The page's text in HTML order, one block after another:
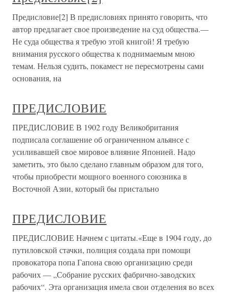
Предисловие[2] В предисловиях принято говорить, что
автор предлагает свое произведение на суд общества.—
Не суда общества я требую этой книгой! Я требую
внимания русского общества к поднимаемым мною
темам. Нельзя судить, покамест не пересмотрены сами
основания, на
ПРЕДИСЛОВИЕ
ПРЕДИСЛОВИЕ В 1902 году Великобритания
подписала соглашение об ограниченном альянсе с
усиливавшей свое мировое влияние Японией. Надо
заметить, это было сделано главным образом для того,
чтобы приобрести мощного военного союзника в
Восточной Азии, который бы пристально
ПРЕДИСЛОВИЕ
ПРЕДИСЛОВИЕ Начнем с цитаты.«Еще в 1904 году, до
путиловской стачки, полиция создала при помощи
провокатора попа Гапона свою организацию среди
рабочих — „Собрание русских фабрично-заводских
рабочих“. Эта организация имела свои отделения во всех